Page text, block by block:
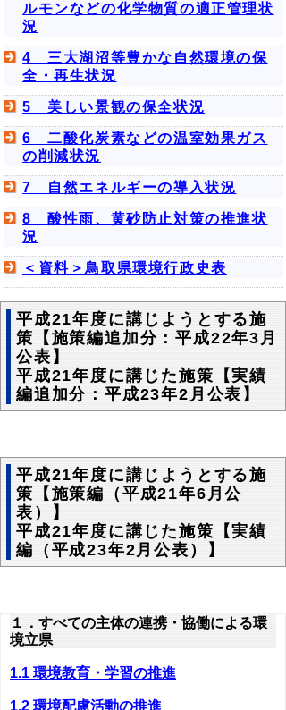
ルモンなどの化学物質の適正管理状
況
4 三大湖沼等豊かな自然環境の保
全・再生状況
5 美しい景観の保全状況
6 二酸化炭素などの温室効果ガス
の削減状況
7 自然エネルギーの導入状況
8 酸性雨、黄砂防止対策の推進状
況
＜資料＞鳥取県環境行政史表
平成21年度に講じようとする施
策【施策編追加分：平成22年3月
公表】
平成21年度に講じた施策【実績
編追加分：平成23年2月公表】
平成21年度に講じようとする施
策【施策編（平成21年6月公
表）】
平成21年度に講じた施策【実績
編（平成23年2月公表）】
１．すべての主体の連携・協働による環
境立県
1.1 環境教育・学習の推進
1.2 環境配慮活動の推進